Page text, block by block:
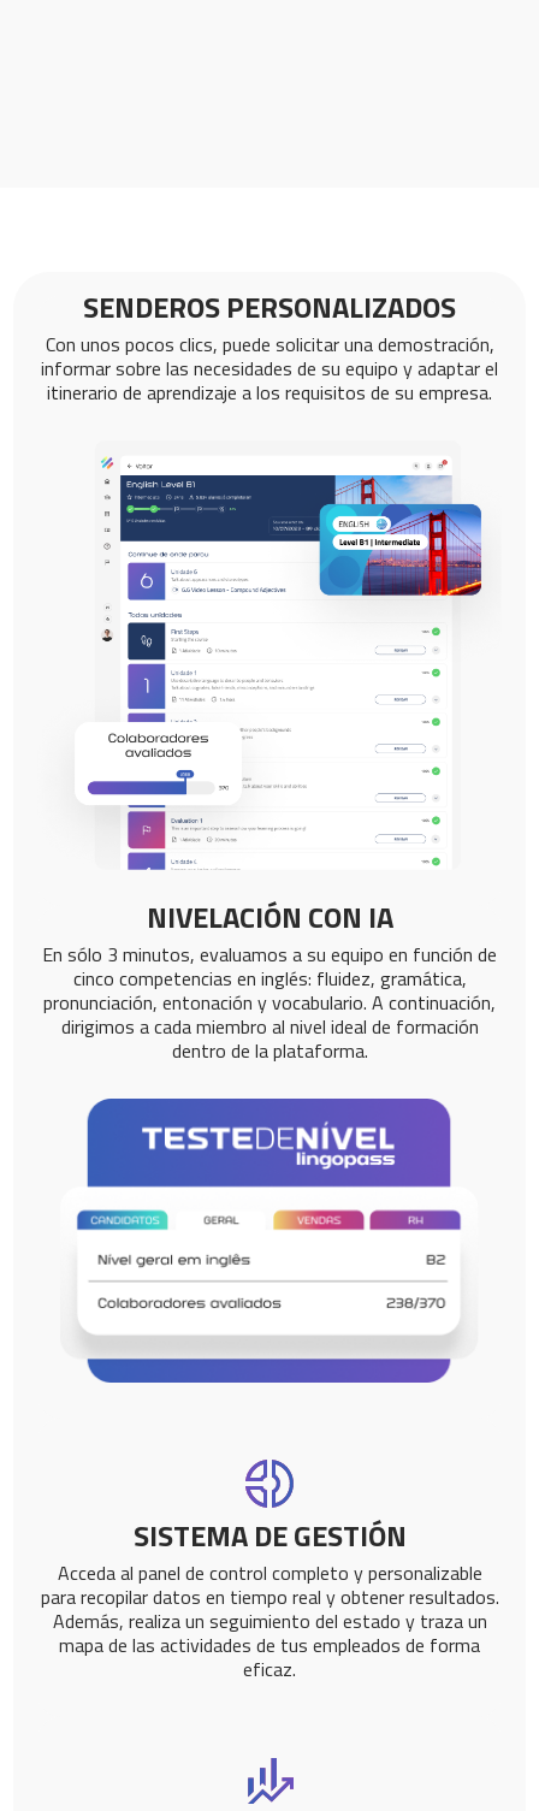
SENDEROS PERSONALIZADOS
Con unos pocos clics, puede solicitar una demostración,
informar sobre las necesidades de su equipo y adaptar el
itinerario de aprendizaje a los requisitos de su empresa.
NIVELACIÓN CON IA
En sólo 3 minutos, evaluamos a su equipo en función de
cinco competencias en inglés: fluidez, gramática,
pronunciación, entonación y vocabulario. A continuación,
dirigimos a cada miembro al nivel ideal de formación
dentro de la plataforma.
SISTEMA DE GESTIÓN
Acceda al panel de control completo y personalizable
para recopilar datos en tiempo real y obtener resultados.
Además, realiza un seguimiento del estado y traza un
mapa de las actividades de tus empleados de forma
eficaz.